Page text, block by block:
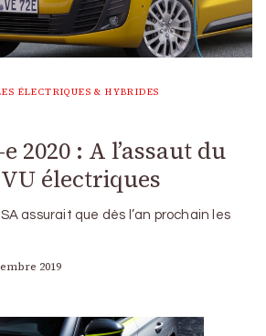
ÉLECTRIQUES & HYBRIDES
2020 : A l’assaut du
électriques
assurait que dès l’an prochain les
2019